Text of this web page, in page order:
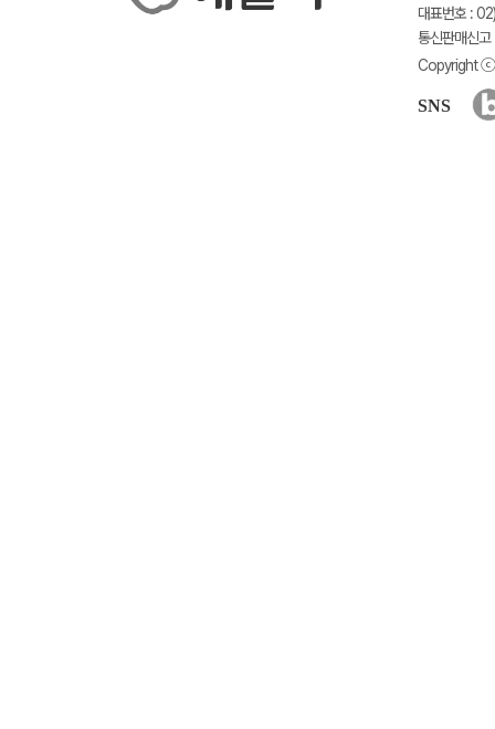
대표번호 :
통신판매신
Copyright ⓒ
SNS